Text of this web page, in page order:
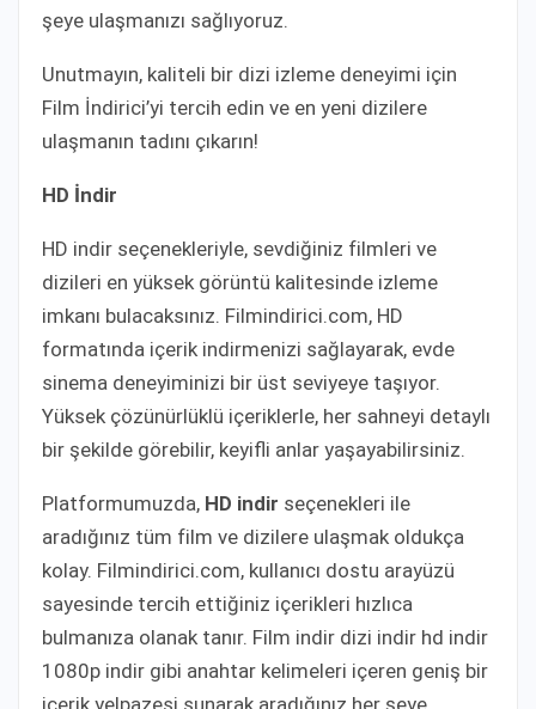
şeye ulaşmanızı sağlıyoruz.
Unutmayın, kaliteli bir dizi izleme deneyimi için
Film İndirici’yi tercih edin ve en yeni dizilere
ulaşmanın tadını çıkarın!
HD İndir
HD indir seçenekleriyle, sevdiğiniz filmleri ve
dizileri en yüksek görüntü kalitesinde izleme
imkanı bulacaksınız. Filmindirici.com, HD
formatında içerik indirmenizi sağlayarak, evde
sinema deneyiminizi bir üst seviyeye taşıyor.
Yüksek çözünürlüklü içeriklerle, her sahneyi detaylı
bir şekilde görebilir, keyifli anlar yaşayabilirsiniz.
Platformumuzda, HD indir seçenekleri ile
aradığınız tüm film ve dizilere ulaşmak oldukça
kolay. Filmindirici.com, kullanıcı dostu arayüzü
sayesinde tercih ettiğiniz içerikleri hızlıca
bulmanıza olanak tanır. Film indir dizi indir hd indir
1080p indir gibi anahtar kelimeleri içeren geniş bir
içerik yelpazesi sunarak aradığınız her şeye